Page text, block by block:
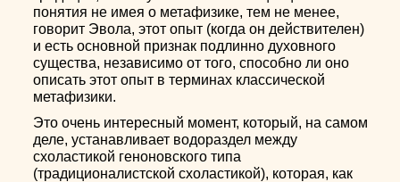
понятия не имея о метафизике, тем не менее,
говорит Эвола, этот опыт (когда он действителен)
и есть основной признак подлинно духовного
существа, независимо от того, способно ли оно
описать этот опыт в терминах классической
метафизики.
Это очень интересный момент, который, на самом
деле, устанавливает водораздел между
схоластикой геноновского типа
(традиционалистской схоластикой), которая, как